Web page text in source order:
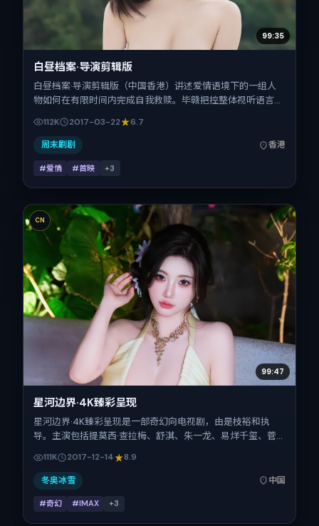
99:35
白昼档案·导演剪辑版
白昼档案·导演剪辑版（中国香港）讲述爱情语境下的一组人
物如何在有限时间内完成自我救赎。毕赣把控整体视听语言，
影片定于 2017-03-22 起陆续登陆院线与网络平台，春节档
前后公映，片长169分钟。
112K 2017-03-22 6.7
周末刷剧 香港
#爱情 #首映 +3
CN
99:47
星河边界·4K臻彩呈现
星河边界·4K臻彩呈现是一部奇幻向电视剧，由是枝裕和执
导。主演包括提莫西·查拉梅、舒淇、朱一龙、易烊千玺、菅
后与观众见面，首映日期 2017-12-14，正片时长113分钟。
111K 2017-12-14 8.9
冬奥冰雪 中国
#奇幻 #IMAX +3